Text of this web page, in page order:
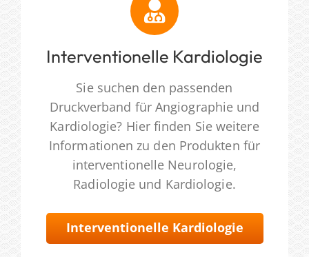
Interventionelle Kardiologie
Sie suchen den passenden
Druckverband für Angiographie und
Kardiologie? Hier finden Sie weitere
Informationen zu den Produkten für
interventionelle Neurologie,
Radiologie und Kardiologie.
Interventionelle Kardiologie